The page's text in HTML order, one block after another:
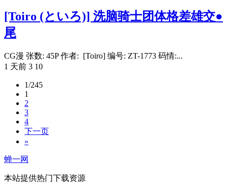
[Toiro (といろ)] 洗脑骑士团体格差雄交●
尾
CG漫 张数: 45P 作者: [Toiro] 编号: ZT-1773 码情:...
1 天前 3 10
1/245
1
2
3
4
下一页
»
蝉一网
本站提供热门下载资源